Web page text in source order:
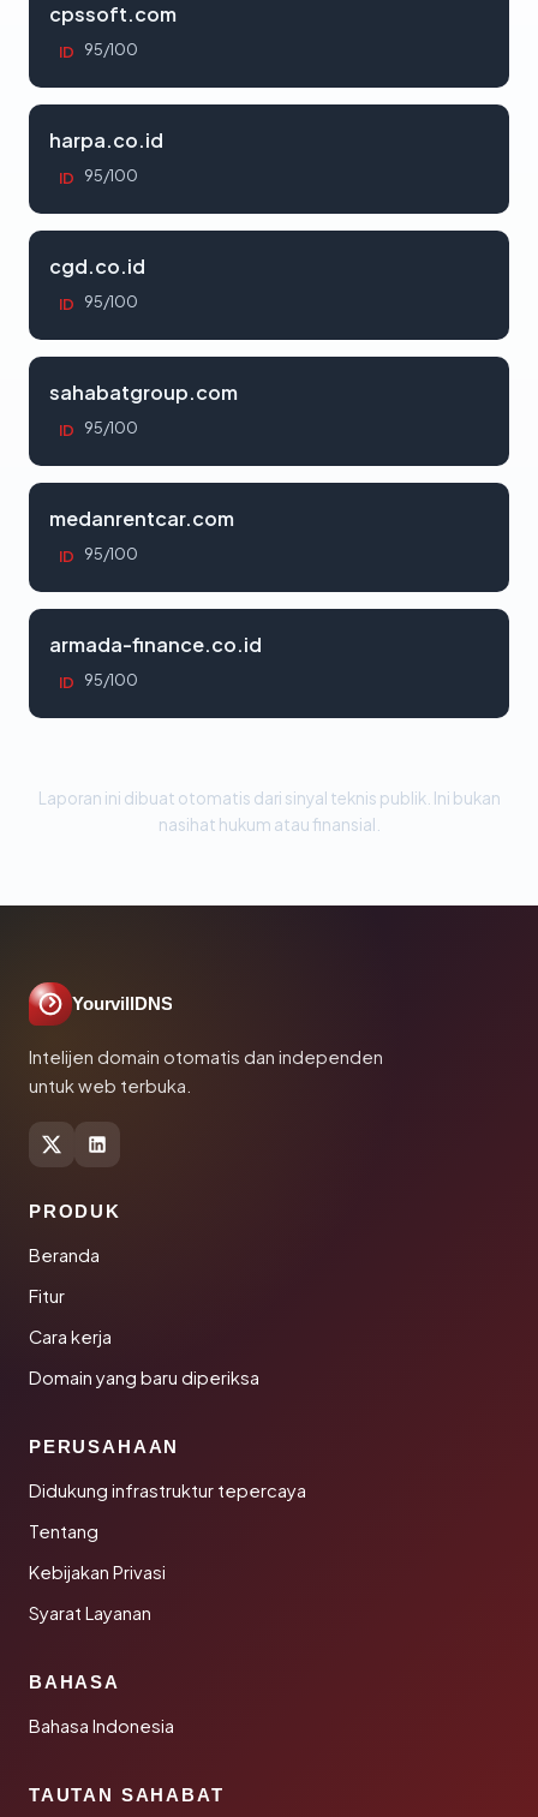
cpssoft.com
ID 95/100
harpa.co.id
ID 95/100
cgd.co.id
ID 95/100
sahabatgroup.com
ID 95/100
medanrentcar.com
ID 95/100
armada-finance.co.id
ID 95/100
Laporan ini dibuat otomatis dari sinyal teknis publik. Ini bukan
nasihat hukum atau finansial.
YourvillDNS
Intelijen domain otomatis dan independen
untuk web terbuka.
PRODUK
Beranda
Fitur
Cara kerja
Domain yang baru diperiksa
PERUSAHAAN
Didukung infrastruktur tepercaya
Tentang
Kebijakan Privasi
Syarat Layanan
BAHASA
Bahasa Indonesia
TAUTAN SAHABAT